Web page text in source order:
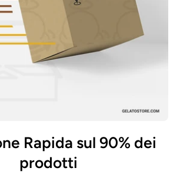
Rapida sul 90% dei
prodotti